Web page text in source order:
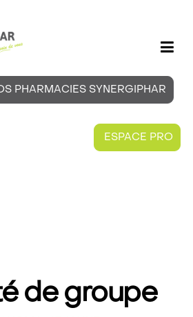
PHARMACIES SYNERGIPHAR
ESPACE PRO
de groupe